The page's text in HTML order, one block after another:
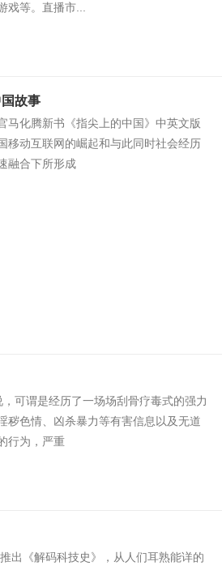
戏等。直播市...
故事
化腾新书《指尖上的中国》中英文版
移动互联网的崛起和与此同时社会经历
融合下所形成
谓是经历了一场场刮骨疗毒式的强力
色情、凶杀暴力等有害信息以及无道
行为，严重
出《解码科技史》，从人们耳熟能详的